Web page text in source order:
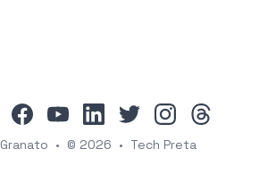
facebookyoutubelinkedintwitterinstagramthreads
• © 2026 • Tech Preta